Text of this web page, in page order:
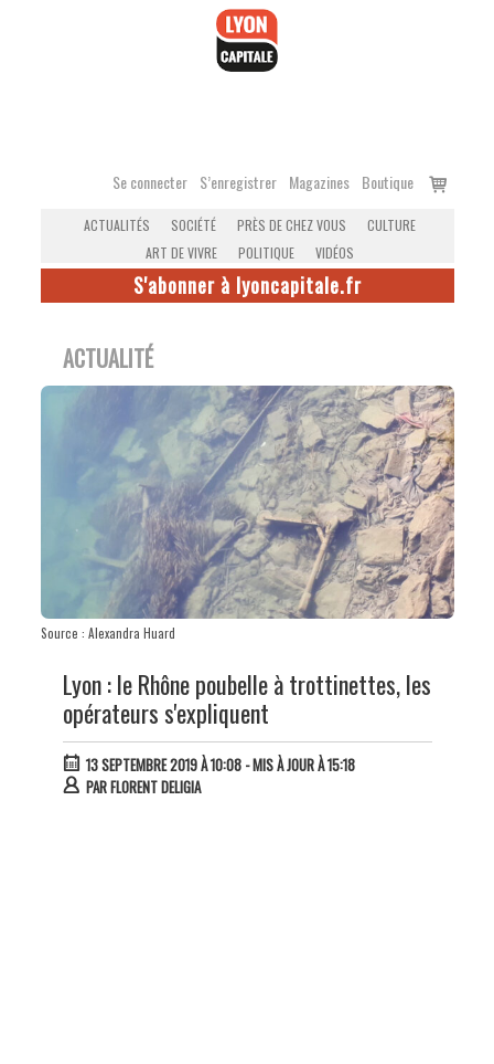
Se connecter S’enregistrer Magazines Boutique
Voir
ACTUALITÉS SOCIÉTÉ PRÈS DE CHEZ VOUS
CULTURE
ART DE VIVRE
POLITIQUE VIDÉOS
S'abonner à lyoncapitale.fr
ACTUALITÉ
Source : Alexandra Huard
Lyon : le Rhône poubelle à trottinettes, les
opérateurs s'expliquent
13 SEPTEMBRE 2019 À 10:08- MIS À JOUR À 15:18
PARFLORENT DELIGIA